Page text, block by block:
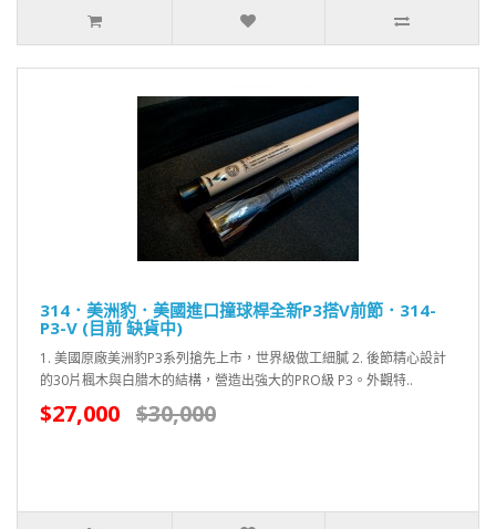
314．美洲豹．美國進口撞球桿全新P3搭V前節．314-
P3-V (目前 缺貨中)
1. 美國原廠美洲豹P3系列搶先上市，世界級做工細膩 2. 後節精心設計
的30片楓木與白腊木的結構，營造出強大的PRO級 P3。外觀特..
$27,000 $30,000